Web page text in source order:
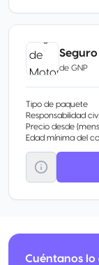
Seguro
de GNP
Tipo de paquete
Responsabilidad
Precio desde
Edad mínima del
Cuéntanos lo